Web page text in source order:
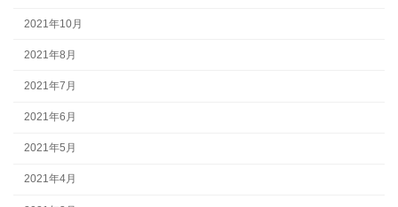
2021年10月
2021年8月
2021年7月
2021年6月
2021年5月
2021年4月